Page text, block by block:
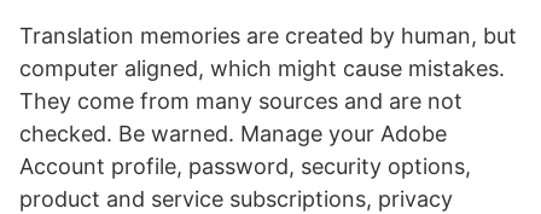
Translation memories are created by human, but
computer aligned, which might cause mistakes.
They come from many sources and are not
checked. Be warned. Manage your Adobe
Account profile, password, security options,
product and service subscriptions, privacy